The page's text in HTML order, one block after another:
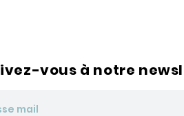
vous à notre